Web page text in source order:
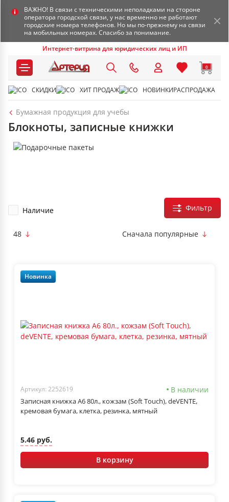
ВАЖНО! В связи с техническими неполадками на стороне
оператора городской связи, у нас временно не работают
городские номера телефонов. Но мы по-прежнему на связи
на мобильных номерах. Спасибо за понимание.
Интернет-витрина для юридических лиц и ИП
0
СКИДКИ ХИТ ПРОДАЖ НОВИНКИРАСПРОДАЖА
Бумажная продукция для учебы
Блокноты, записные книжки
Наличие
48 Сначала популярные
Фильтр
Новинка
Артикул: 2252619 В наличии
Записная книжка А6 80л., кожзам (Soft Touch), deVENTE,
кремовая бумага, клетка, резинка, мятный
5.46 руб.
В корзину